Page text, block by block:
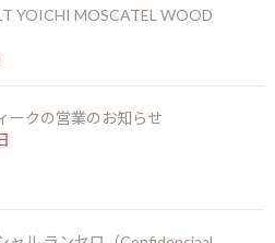
北新地店 06-6346-3377 English
らせ
YOICHI MOSCATEL WOOD
ークの営業のお知らせ